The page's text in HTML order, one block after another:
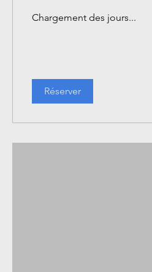
Chargement des jours...
Réserver